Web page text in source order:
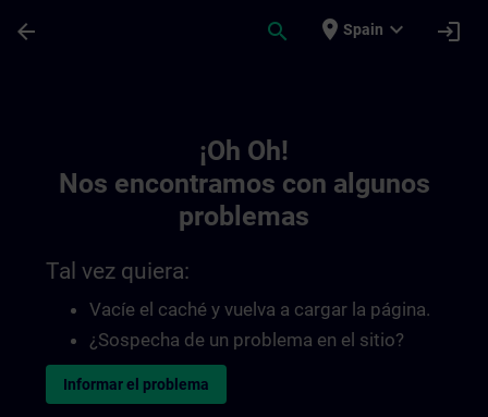
arrow_back search place Spain expand_more login
¡Oh Oh!
Nos encontramos con algunos
problemas
Tal vez quiera:
Vacíe el caché y vuelva a cargar la página.
¿Sospecha de un problema en el sitio?
Informar el problema